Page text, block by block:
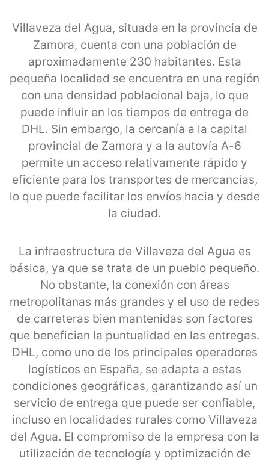
Villaveza del Agua, situada en la provincia de
Zamora, cuenta con una población de
aproximadamente 230 habitantes. Esta
pequeña localidad se encuentra en una región
con una densidad poblacional baja, lo que
puede influir en los tiempos de entrega de
DHL. Sin embargo, la cercanía a la capital
provincial de Zamora y a la autovía A-6
permite un acceso relativamente rápido y
eficiente para los transportes de mercancías,
lo que puede facilitar los envíos hacia y desde
la ciudad.
La infraestructura de Villaveza del Agua es
básica, ya que se trata de un pueblo pequeño.
No obstante, la conexión con áreas
metropolitanas más grandes y el uso de redes
de carreteras bien mantenidas son factores
que benefician la puntualidad en las entregas.
DHL, como uno de los principales operadores
logísticos en España, se adapta a estas
condiciones geográficas, garantizando así un
servicio de entrega que puede ser confiable,
incluso en localidades rurales como Villaveza
del Agua. El compromiso de la empresa con la
utilización de tecnología y optimización de